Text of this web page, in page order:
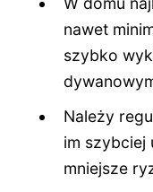
nawet
szybko
Należy
im szybciej
mniejsze